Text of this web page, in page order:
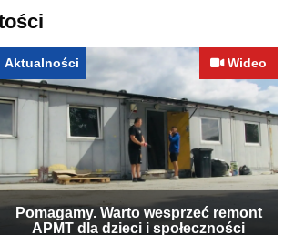
Aktualności Wideo
Pomagamy. Warto wesprzeć remont